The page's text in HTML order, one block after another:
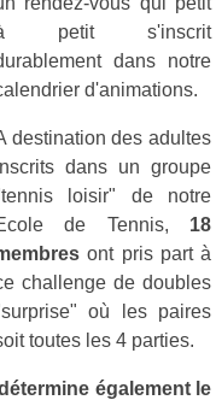
petit s'inscrit
dans notre
d'animations.
destination des adultes
dans un groupe
loisir" de notre
de Tennis, 18
ont pris part à
challenge de doubles
où les paires
toutes les 4 parties.
également le